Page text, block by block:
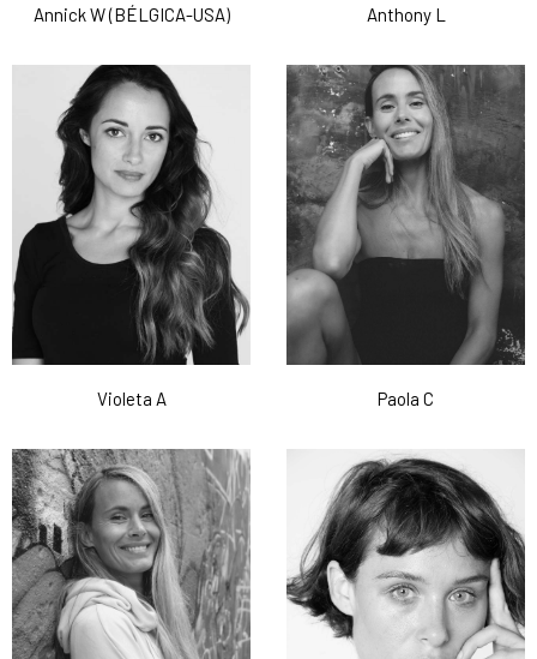
Annick W (BÉLGICA-USA) Anthony L
Violeta A Paola C